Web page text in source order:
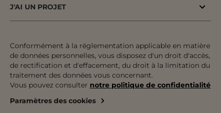
Escalier, Rampe & Main-courante
Jardin & Extérieur
Revêtement sol & mur
Équipement & Outil
Conseil à domicile
Conseil en magasin
Financement
Le paiement en plusieurs fois
Engagements pour tous
Développement durable
Recrutement
Devenez franchisé
J'AI UN PROJET
Inspiration & Tendances
Préparer mon projet
Expertises & Tutoriels
Outils de configuration
Conformément à la réglementation applicable en matière
de données personnelles, vous disposez d'un droit d'accès,
de rectification et d'effacement, du droit à la limitation du
traitement des données vous concernant.
Vous pouvez consulter notre politique de confidentialité
Paramètres des cookies